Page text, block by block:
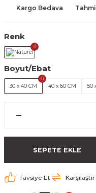
Kargo Bedava
Renk
Boyut/Ebat
30 x 40 CM 40 x 60 CM 50
SEPETE EKLE
Tavsiye Et Karşılaştır